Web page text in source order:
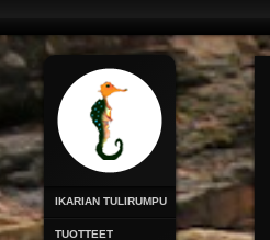
IKARIAN TULIRUMPU
TUOTTEET